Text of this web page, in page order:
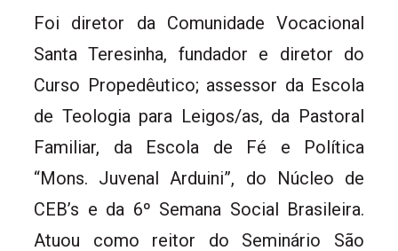
Foi diretor da Comunidade Vocacional
Santa Teresinha, fundador e diretor do
Curso Propedêutico; assessor da Escola
de Teologia para Leigos/as, da Pastoral
Familiar, da Escola de Fé e Política
“Mons. Juvenal Arduini”, do Núcleo de
CEB’s e da 6º Semana Social Brasileira.
Atuou como reitor do Seminário São